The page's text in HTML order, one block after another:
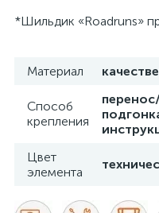
*Шильдик «Roadruns»
Материал
Способ
крепления
Цвет
элемента